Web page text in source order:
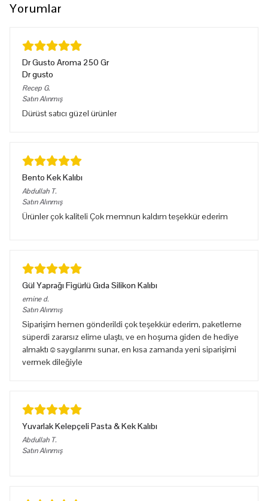
Yorumlar
Dr Gusto Aroma 250 Gr
Dr gusto
Recep G.
Satın Alınmış
Dürüst satıcı güzel ürünler
Bento Kek Kalıbı
Abdullah T.
Satın Alınmış
Ürünler çok kaliteli Çok memnun kaldım teşekkür ederim
Gül Yaprağı Figürlü Gıda Silikon Kalıbı
emine d.
Satın Alınmış
Siparişim hemen gönderildi çok teşekkür ederim, paketleme
süperdi zararsız elime ulaştı, ve en hoşuma giden de hediye
almaktı☺️saygılarımı sunar, en kısa zamanda yeni siparişimi
vermek dileğiyle
Yuvarlak Kelepçeli Pasta & Kek Kalıbı
Abdullah T.
Satın Alınmış